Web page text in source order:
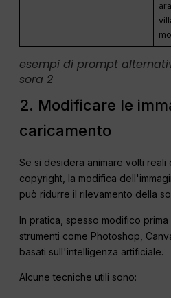
esempi di prompt
sora 2
2. Modificare le
caricamento
Se si desidera animare volti reali
copyright, la modifica
può ridurre il rilevamento della
In pratica, spesso modifico
strumenti come Photoshop,
basati sull'intelligenza artificiale.
Alcune tecniche utili sono: